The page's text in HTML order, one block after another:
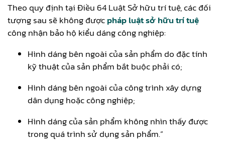
Theo quy định tại Điều 64 Luật Sở hữu trí tuệ, các đối
tượng sau sẽ không đượcpháp luật sở hữu trí tuệ
công nhận bảo hộ kiểu dáng công nghiệp:
Hình dáng bên ngoài của sản phẩm do đặc tính
kỹ thuật của sản phẩm bắt buộc phải có;
Hình dáng bên ngoài của công trình xây dựng
dân dụng hoặc công nghiệp;
Hình dáng của sản phẩm không nhìn thấy được
trong quá trình sử dụng sản phẩm.”